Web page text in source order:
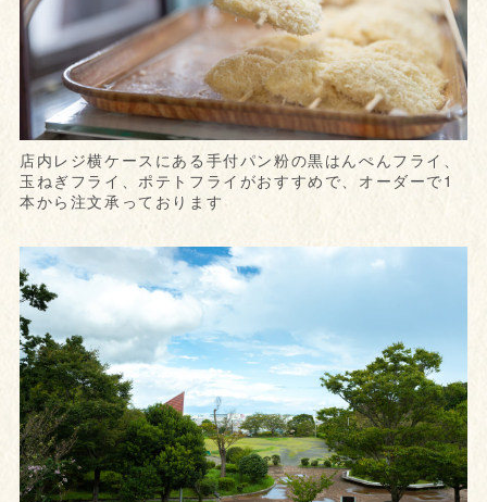
店内レジ横ケースにある手付パン粉の黒はんぺんフライ、
玉ねぎフライ、ポテトフライがおすすめで、オーダーで1
本から注文承っております